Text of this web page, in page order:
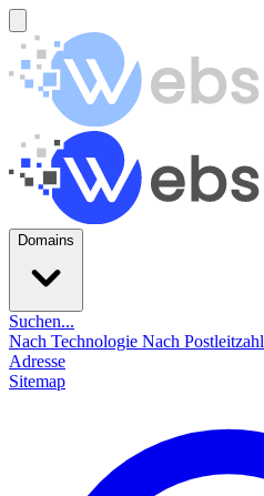
Domains
Suchen...
Nach Technologie Nach Postleitzahl
Adresse
Sitemap